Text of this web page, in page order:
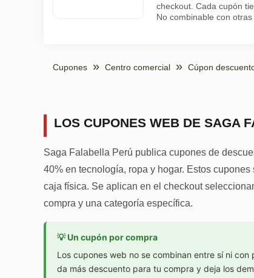
checkout. Cada cupón
No combinable con
Cupones Centro comercial Cúpon
LOS CUPONES WEB DE SAGA
Saga Falabella Perú publica cupones de
40% en tecnología, ropa y hogar. Estos
caja física. Se aplican en el checkout
compra y una categoría específica.
💡 Un cupón por compra
Los cupones web no se combinan entre sí ni
da más descuento para tu compra y deja los